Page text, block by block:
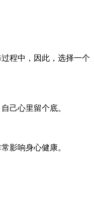
程中，因此，选择一个
己心里留个底。
影响身心健康。